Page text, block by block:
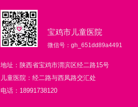
宝鸡市儿童医院
微信号：gh_651dd89a4491
地址：陕西省宝鸡市渭滨区经二路15号
儿童医院：经二路与西凤路交汇处
电话：18991738120